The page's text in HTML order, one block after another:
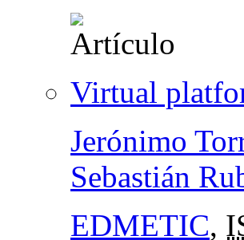
Virtual
Jerónimo
Sebastián
EDMETIC,